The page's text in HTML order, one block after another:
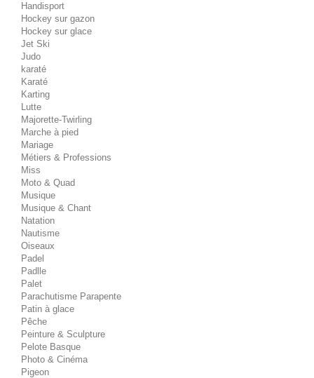
Handisport
Hockey sur gazon
Hockey sur glace
Jet Ski
Judo
karaté
Karaté
Karting
Lutte
Majorette-Twirling
Marche à pied
Mariage
Métiers & Professions
Miss
Moto & Quad
Musique
Musique & Chant
Natation
Nautisme
Oiseaux
Padel
Padlle
Palet
Parachutisme Parapente
Patin à glace
Pêche
Peinture & Sculpture
Pelote Basque
Photo & Cinéma
Pigeon